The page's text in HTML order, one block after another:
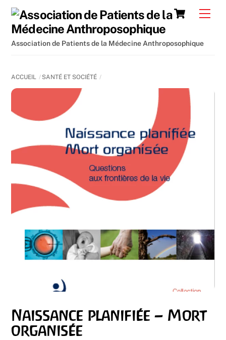
Skip
content
Cart
Association de Patients de la Médecine Anthroposophique
ACCUEIL SANTÉ ET SOCIÉTÉ
Naissance planifiée – Mort
organisée